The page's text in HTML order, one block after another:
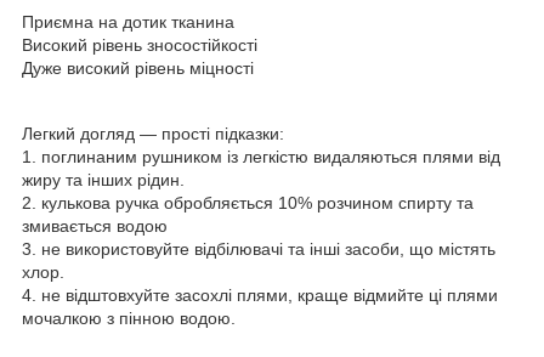
Приємна на дотик тканина
Високий рівень зносостійкості
Дуже високий рівень міцності
Легкий догляд — прості підказки:
1. поглинаним рушником із легкістю видаляються плями від
жиру та інших рідин.
2. кулькова ручка обробляється 10% розчином спирту та
змивається водою
3. не використовуйте відбілювачі та інші засоби, що містять
хлор.
4. не відштовхуйте засохлі плями, краще відмийте ці плями
мочалкою з пінною водою.